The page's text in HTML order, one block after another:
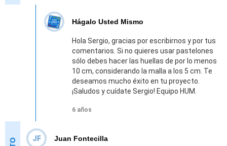
Hágalo Usted Mismo
Hola Sergio, gracias por escribirnos y por tus
comentarios. Si no quieres usar pastelones
sólo debes hacer las huellas de por lo menos
10 cm, considerando la malla a los 5 cm. Te
deseamos mucho éxito en tu proyecto.
¡Saludos y cuídate Sergio! Equipo HUM.
6 años
JF Juan Fontecilla